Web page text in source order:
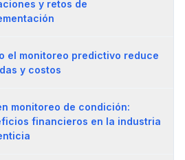
y retos de
el monitoreo predictivo reduce
y costos
monitoreo de condición:
financieros en la industria